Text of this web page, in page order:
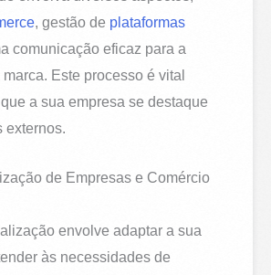
, gestão de plataformas
comunicação eficaz para a
Este processo é vital
a sua empresa se destaque
externos.
de Empresas e Comércio
envolve adaptar a sua
às necessidades de